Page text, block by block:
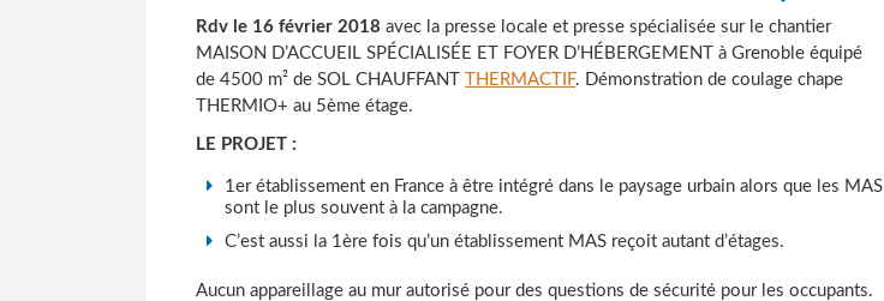
Rdv le 16 février 2018 avec la presse locale et presse spécialisée sur le chantier
MAISON D’ACCUEIL SPÉCIALISÉE ET FOYER D’HÉBERGEMENT à Grenoble équipé
de 4500 m² de SOL CHAUFFANT
THERMACTIF. Démonstration de coulage chape
THERMIO+ au 5ème étage.
LE PROJET :
1er établissement en France à être intégré dans le paysage urbain alors que les MAS
sont le plus souvent à la campagne.
C’est aussi la 1ère fois qu’un établissement MAS reçoit autant d’étages.
Aucun appareillage au mur autorisé pour des questions de sécurité pour les occupants.